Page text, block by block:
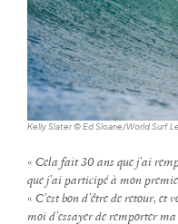
Kelly Slater © Ed Sloane/World Surf
« Cela fait 30 ans que j’ai
que j’ai participé à mon
« C’est bon d’être de retour, et
moi d’essayer de remporter